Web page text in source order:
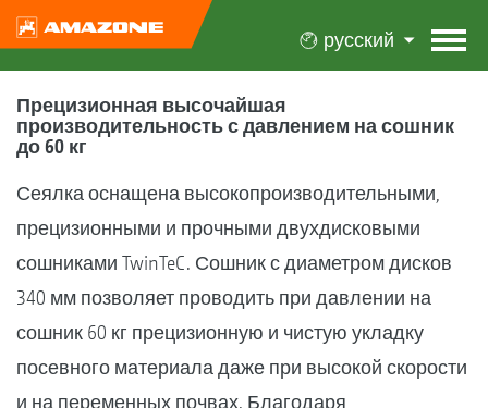
русский
Прецизионная высочайшая
производительность с давлением на сошник
до 60 кг
Сеялка оснащена высокопроизводительными,
прецизионными и прочными двухдисковыми
сошниками TwinTeC. Сошник с диаметром дисков
340 мм позволяет проводить при давлении на
сошник 60 кг прецизионную и чистую укладку
посевного материала даже при высокой скорости
и на переменных почвах. Благодаря